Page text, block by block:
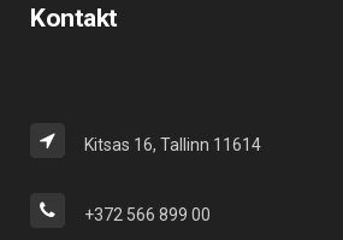
Kontakt
Kitsas 16, Tallinn 11614
+372 566 899 00